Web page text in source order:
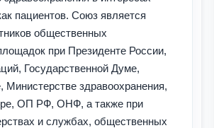
пациентов. Союз является
общественных
при Президенте России,
Государственной Думе,
Министерстве здравоохранения,
ОП РФ, ОНФ, а также при
и службах, общественных